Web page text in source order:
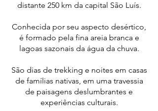
distante 250 km da capital São Luís.
Conhecida por seu aspecto desértico,
é formado pela fina areia branca e
lagoas sazonais da água da chuva.
São dias de trekking e noites em casas
de famílias nativas, em uma travessia
de paisagens deslumbrantes e
experiências culturais.